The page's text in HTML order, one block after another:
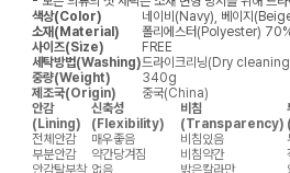
색상(Color)
네이비(Navy), 베이지
소재(Material)
폴리에스터(Polyester)
사이즈(Size)
FREE
세탁방법(Washing)드라이크리닝(Dry
중량(Weight)
340g
제조국(Origin)
중국(China)
안감
(Lining)
신축성
(Flexibility)
비침
(Transparency)
전체안감
매우좋음 비침있음
부분안감
약간당겨짐 비침약간
안감탈부착 없음 밝은칼라만